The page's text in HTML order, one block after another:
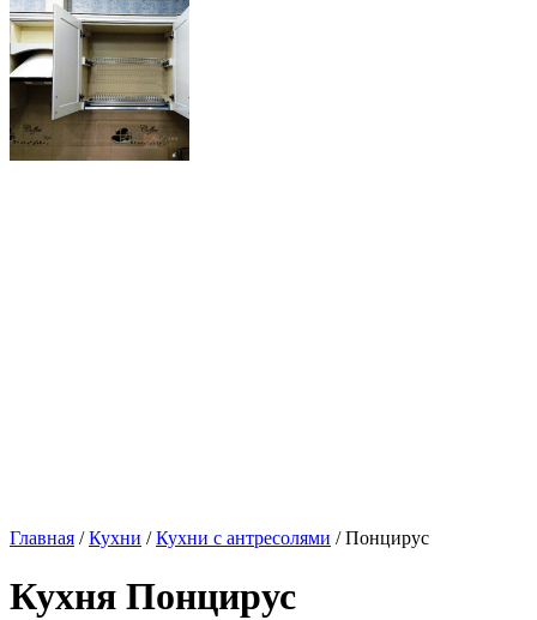
Главная /Кухни /Кухни с антресолями / Понцирус
Кухня Понцирус